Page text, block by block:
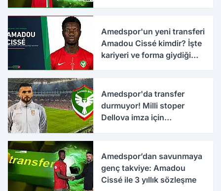
Amedspor'un yeni transferi
Amadou Cissé kimdir? İşte
kariyeri ve forma giydiği
Amedspor'da transfer
durmuyor! Milli stoper
Dellova imza için
Amedspor’dan savunmaya
genç takviye: Amadou
Cissé ile 3 yıllık sözleşme